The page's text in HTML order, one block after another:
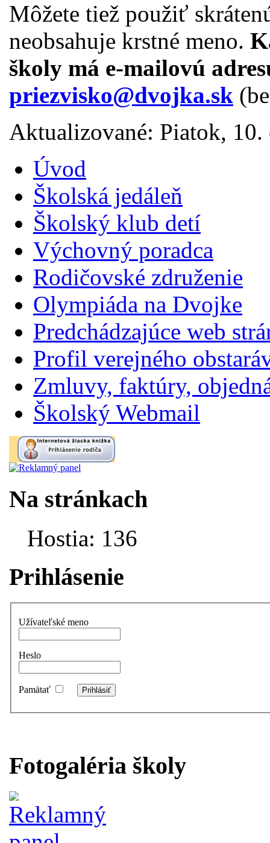
Môžete tiež použiť
neobsahuje krstné meno.
školy má e-mailovú
priezvisko@dvojka.sk
Aktualizované: Piatok,
Úvod
Školská jedáleň
Školský klub detí
Výchovný poradca
Rodičovské združenie
Olympiáda na Dvojke
Predchádzajúce web
Profil verejného
Zmluvy, faktúry,
Školský Webmail
Na stránkach
Hostia: 136
Prihlásenie
Užívateľské meno
Heslo
Pamätať
Fotogaléria školy